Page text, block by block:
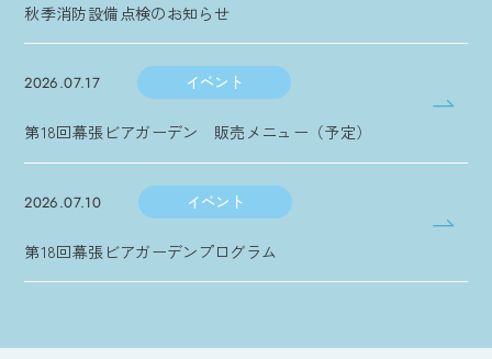
秋季消防設備点検のお知らせ
2026.07.17 イベント
第18回幕張ビアガーデン 販売メニュー（予定）
2026.07.10 イベント
第18回幕張ビアガーデンプログラム